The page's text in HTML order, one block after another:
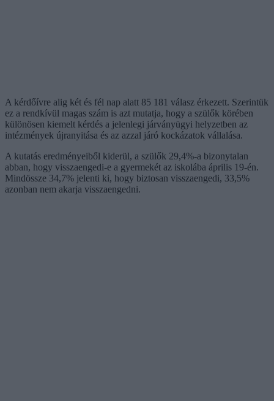
A kérdőívre alig két és fél nap alatt 85 181 válasz érkezett. Szerintük
ez a rendkívül magas szám is azt mutatja, hogy a szülők körében
különösen kiemelt kérdés a jelenlegi járványügyi helyzetben az
intézmények újranyitása és az azzal járó kockázatok vállalása.
A kutatás eredményeiből kiderül, a szülők 29,4%-a bizonytalan
abban, hogy visszaengedi-e a gyermekét az iskolába április 19-én.
Mindössze 34,7% jelenti ki, hogy biztosan visszaengedi, 33,5%
azonban nem akarja visszaengedni.